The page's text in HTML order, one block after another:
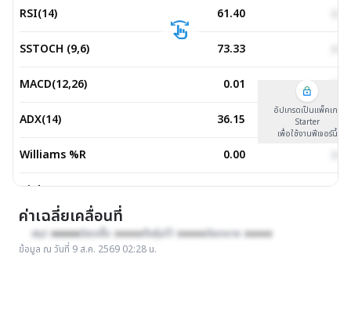
RSI(14)
61.40
SSTOCH (9,6) 73.33
MACD(12,26) 0.01
ADX(14) 36.15
Williams %R 0.00
Highs(14) 1.58
อัปเกรดเป็นแพ็คเกจ
Starter
เพื่อใช้งานฟีเจอร์นี้
swipe
ค่าเฉลี่ยเคลื่อนที่
สรุป :xxxxxมีแรงซื้อ :xxxxxถือหุ้นไว้ :xxxxxมีแรงขาย :xxxxx
ข้อมูล ณ วันที่ 9 ส.ค. 2569 02:28 น.